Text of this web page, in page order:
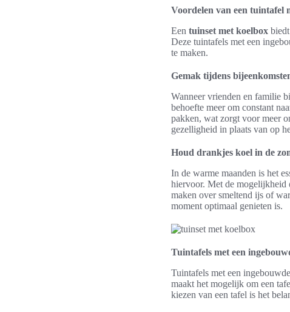
Voordelen van een tuintafel
Een tuinset met koelbox
Deze tuintafels met een
te maken.
Gemak tijdens
Wanneer vrienden en familie
behoefte meer om constant
pakken, wat zorgt voor meer
gezelligheid in plaats van op
Houd drankjes koel in de
In de warme maanden is het
hiervoor. Met de mogelijkheid
maken over smeltend ijs of
moment optimaal genieten is.
Tuintafels met een
Tuintafels met een
maakt het mogelijk om een
kiezen van een tafel is het